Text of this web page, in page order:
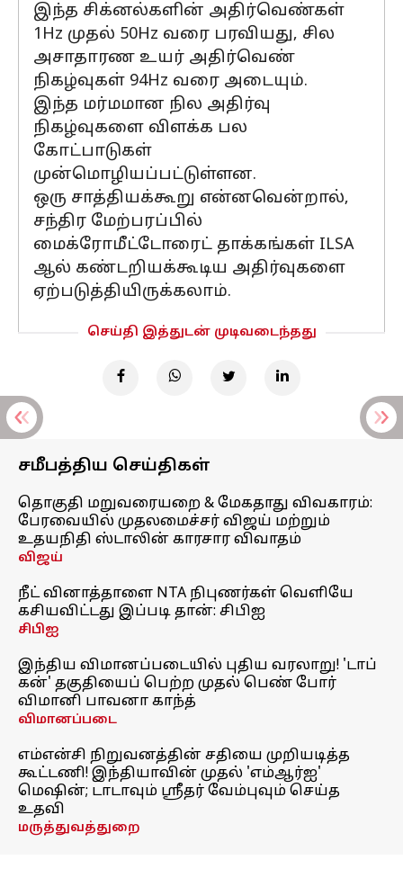
இந்த சிக்னல்களின் அதிர்வெண்கள்
1Hz முதல் 50Hz வரை பரவியது, சில
அசாதாரண உயர் அதிர்வெண்
நிகழ்வுகள் 94Hz வரை அடையும்.
இந்த மர்மமான நில அதிர்வு
நிகழ்வுகளை விளக்க பல
கோட்பாடுகள்
முன்மொழியப்பட்டுள்ளன.
ஒரு சாத்தியக்கூறு என்னவென்றால்,
சந்திர மேற்பரப்பில்
மைக்ரோமீட்டோரைட் தாக்கங்கள் ILSA
ஆல் கண்டறியக்கூடிய அதிர்வுகளை
ஏற்படுத்தியிருக்கலாம்.
செய்தி இத்துடன் முடிவடைந்தது
சமீபத்திய செய்திகள்
தொகுதி மறுவரையறை & மேகதாது விவகாரம்:
பேரவையில் முதலமைச்சர் விஜய் மற்றும்
உதயநிதி ஸ்டாலின் காரசார விவாதம்
விஜய்
நீட் வினாத்தாளை NTA நிபுணர்கள் வெளியே
கசியவிட்டது இப்படி தான்: சிபிஐ
சிபிஐ
இந்திய விமானப்படையில் புதிய வரலாறு! 'டாப்
கன்' தகுதியைப் பெற்ற முதல் பெண் போர்
விமானி பாவனா காந்த்
விமானப்படை
எம்என்சி நிறுவனத்தின் சதியை முறியடித்த
கூட்டணி! இந்தியாவின் முதல் 'எம்ஆர்ஐ'
மெஷின்; டாடாவும் ஸ்ரீதர் வேம்புவும் செய்த
உதவி
மருத்துவத்துறை